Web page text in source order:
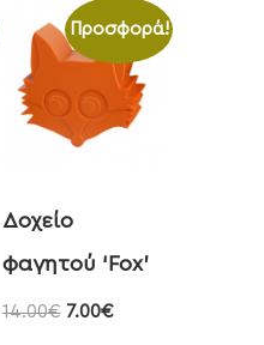
Προσφορά!
Δοχείο
φαγητού ‘Fox’
14.00€ 7.00€